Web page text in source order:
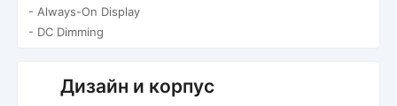
- Always-On Display
- DC Dimming
Дизайн и корпус